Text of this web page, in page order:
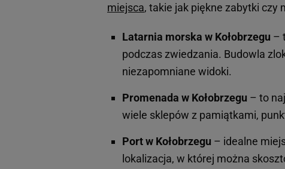
miejsca, takie jak piękne zabytki czy
Latarnia morska w Kołobrzegu –
podczas zwiedzania. Budowla
niezapomniane widoki.
Promenada w Kołobrzegu – to
wiele sklepów z pamiątkami,
Port w Kołobrzegu – idealne
lokalizacja, w której można